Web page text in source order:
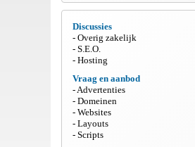
Discussies
Overig zakelijk
S.E.O.
Hosting
Vraag en aanbod
Advertenties
Domeinen
Websites
Layouts
Scripts